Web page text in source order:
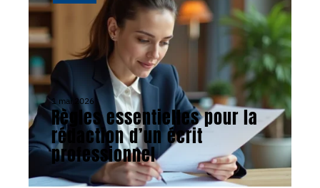
1 mai 2026
Règles essentielles pour la
rédaction d’un écrit
professionnel